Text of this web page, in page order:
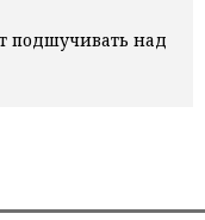
подшучивать над